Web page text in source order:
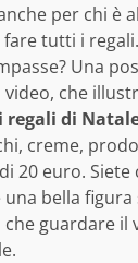
per chi è
tutti i
Una
che
regali di
creme,
20 euro. Siete
una bella
guardare il